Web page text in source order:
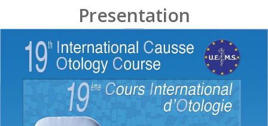
Presentation